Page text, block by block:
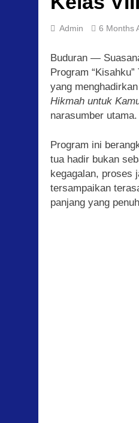
Admin 6 Months
Buduran —
Program
yang
Hikmah untuk
narasumber utama.
Program ini
tua hadir bukan
kegagalan, proses
tersampaikan
panjang yang